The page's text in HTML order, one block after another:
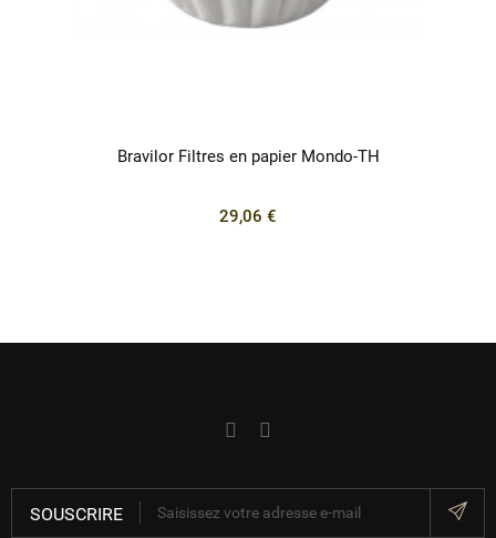
Bravilor Filtres en papier Mondo-TH
29,06 €
SOUSCRIRE